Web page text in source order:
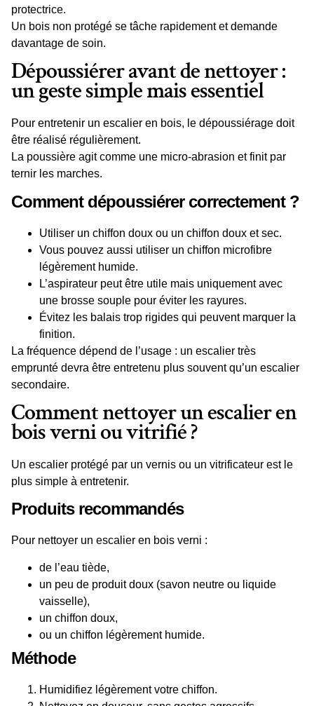
protectrice.
Un bois non protégé se tâche rapidement et demande
davantage de soin.
Dépoussiérer avant de nettoyer :
un geste simple mais essentiel
Pour entretenir un escalier en bois, le dépoussiérage doit
être réalisé régulièrement.
La poussière agit comme une micro-abrasion et finit par
ternir les marches.
Comment dépoussiérer correctement ?
Utiliser un chiffon doux ou un chiffon doux et sec.
Vous pouvez aussi utiliser un chiffon microfibre
légèrement humide.
L’aspirateur peut être utile mais uniquement avec
une brosse souple pour éviter les rayures.
Évitez les balais trop rigides qui peuvent marquer la
finition.
La fréquence dépend de l’usage : un escalier très
emprunté devra être entretenu plus souvent qu’un escalier
secondaire.
Comment nettoyer un escalier en
bois verni ou vitrifié ?
Un escalier protégé par un vernis ou un vitrificateur est le
plus simple à entretenir.
Produits recommandés
Pour nettoyer un escalier en bois verni :
de l’eau tiède,
un peu de produitdoux (savon neutre ou liquide
vaisselle),
un chiffon doux,
ou un chiffon légèrement humide.
Méthode
Humidifiez légèrement votre chiffon.